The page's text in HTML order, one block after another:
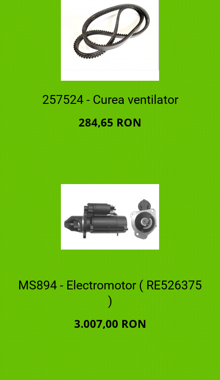
257524 - Curea ventilator
284,65 RON
MS894 - Electromotor ( RE526375
)
3.007,00 RON